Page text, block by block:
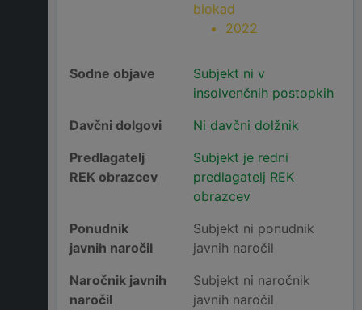
blokad
2022
Sodne objave
Subjekt ni v
insolvenčnih postopkih
Davčni dolgovi
Ni davčni dolžnik
Predlagatelj
REK obrazcev
Subjekt je redni
predlagatelj REK
obrazcev
Ponudnik
javnih naročil
Subjekt ni ponudnik
javnih naročil
Naročnik javnih
naročil
Subjekt ni naročnik
javnih naročil